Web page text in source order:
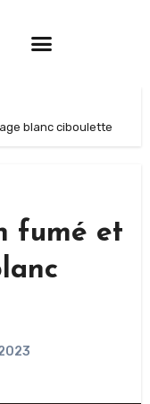
blanc ciboulette
fumé et